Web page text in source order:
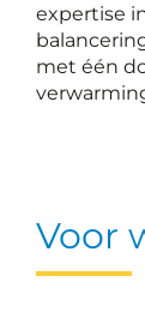
expertise
met één
Voor